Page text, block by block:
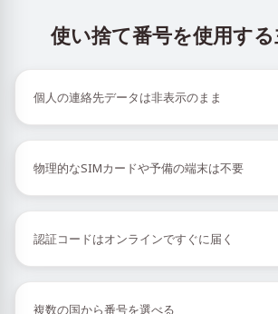
使い捨て番号を使用す
個人の連絡先データは非表示のまま
物理的なSIMカードや予備の端末は不要
認証コードはオンラインですぐに届く
複数の国から番号を選べる